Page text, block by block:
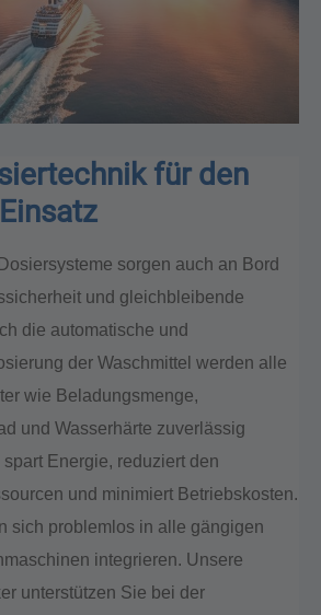
für den
sorgen auch an Bord
und gleichbleibende
die automatische und
der Waschmittel werden alle
wie Beladungsmenge,
und Wasserhärte zuverlässig
Energie, reduziert den
und minimiert Betriebskosten.
sich problemlos in alle gängigen
integrieren. Unsere
unterstützen Sie bei der